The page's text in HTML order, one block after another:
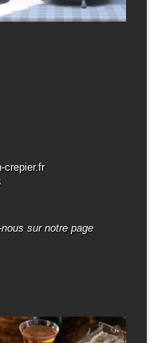
crepier.fr
sur notre page